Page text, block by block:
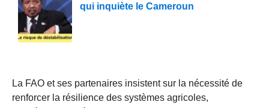
qui inquiète le Cameroun
La FAO et ses partenaires insistent sur la nécessité de
renforcer la résilience des systèmes agricoles,